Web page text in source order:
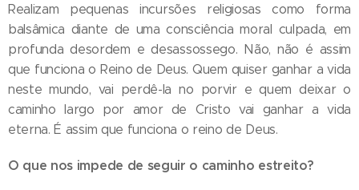
Realizam pequenas incursões religiosas como forma
balsâmica diante de uma consciência moral culpada, em
profunda desordem e desassossego. Não, não é assim
que funciona o Reino de Deus. Quem quiser ganhar a vida
neste mundo, vai perdê-la no porvir e quem deixar o
caminho largo por amor de Cristo vai ganhar a vida
eterna. É assim que funciona o reino de Deus.
O que nos impede de seguir o caminho estreito?